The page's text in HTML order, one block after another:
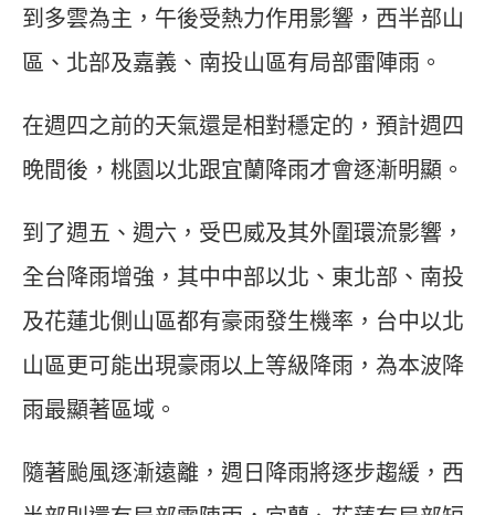
到多雲為主，午後受熱力作用影響，西半部山
區、北部及嘉義、南投山區有局部雷陣雨。
在週四之前的天氣還是相對穩定的，預計週四
晚間後，桃園以北跟宜蘭降雨才會逐漸明顯。
到了週五、週六，受巴威及其外圍環流影響，
全台降雨增強，其中中部以北、東北部、南投
及花蓮北側山區都有豪雨發生機率，台中以北
山區更可能出現豪雨以上等級降雨，為本波降
雨最顯著區域。
隨著颱風逐漸遠離，週日降雨將逐步趨緩，西